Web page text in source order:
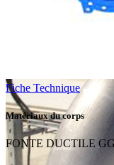
Fiche Technique
Matériaux du corps
FONTE DUCTILE